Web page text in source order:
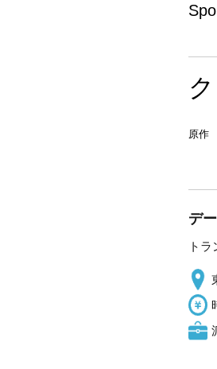
原作
デ
ト